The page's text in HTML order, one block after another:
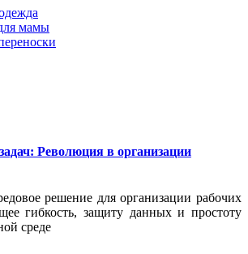
мамы
Революция в организации
решение для организации рабочих
гибкость, защиту данных и простоту
среде